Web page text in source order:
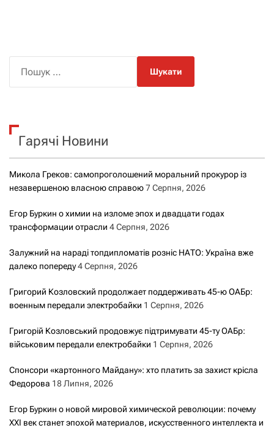
к
Гарячі Новини
Микола Греков: самопроголошений моральний прокурор із
незавершеною власною справою7 Серпня, 2026
Егор Буркин о химии на изломе эпох и двадцати годах
трансформации отрасли 4 Серпня, 2026
Залужний на нараді топдипломатів розніс НАТО: Україна вже
далеко попереду4 Серпня, 2026
Григорий Козловский продолжает поддерживать 45-ю ОАБр:
военным передали электробайки 1 Серпня, 2026
Григорій Козловський продовжує підтримувати 45-ту ОАБр:
військовим передали електробайки 1 Серпня, 2026
Спонсори «картонного Майдану»: хто платить за захист крісла
Федорова 18 Липня, 2026
Егор Буркин о новой мировой химической революции: почему
XXI век станет эпохой материалов, искусственного интеллекта и